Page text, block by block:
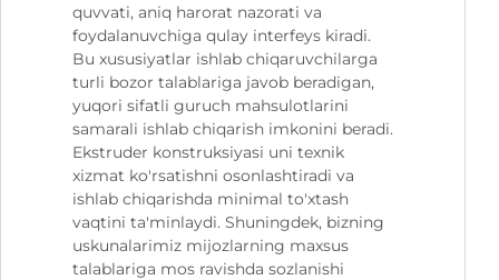
quvvati, aniq harorat nazorati va
foydalanuvchiga qulay interfeys kiradi.
Bu xususiyatlar ishlab chiqaruvchilarga
turli bozor talablariga javob beradigan,
yuqori sifatli guruch mahsulotlarini
samarali ishlab chiqarish imkonini beradi.
Ekstruder konstruksiyasi uni texnik
xizmat ko'rsatishni osonlashtiradi va
ishlab chiqarishda minimal to'xtash
vaqtini ta'minlaydi. Shuningdek, bizning
uskunalarimiz mijozlarning maxsus
talablariga mos ravishda sozlanishi